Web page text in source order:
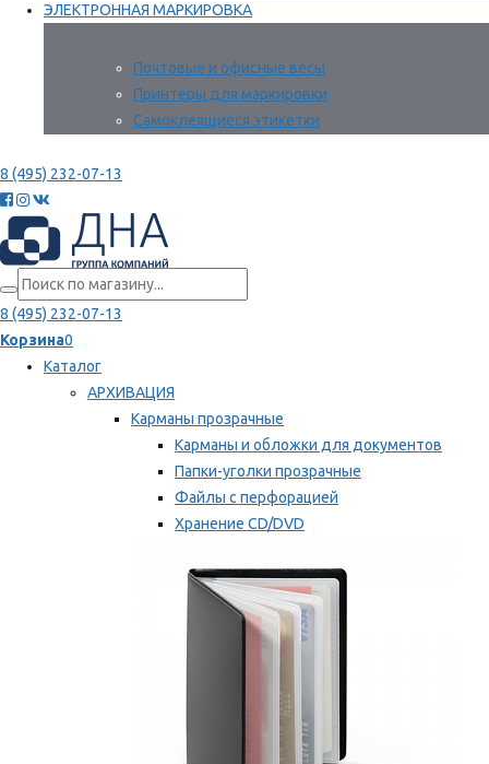
ЭЛЕКТРОННАЯ МАРКИРОВКА
Почтовые и офисные весы
Принтеры для маркировки
Самоклеящиеся этикетки
8 (495) 232-07-13
8 (495) 232-07-13
Корзина0
Каталог
АРХИВАЦИЯ
Карманы прозрачные
Карманы и обложки для документов
Папки-уголки прозрачные
Файлы с перфорацией
Хранение CD/DVD
Мы рекомендуем